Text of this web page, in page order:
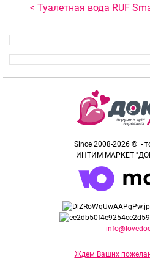
< Туалетная вода RUF
Since 2008-2026 © -
ИНТИМ МАРКЕТ
Ждем Ваших